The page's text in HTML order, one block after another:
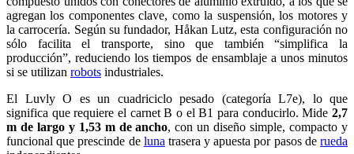
agregan los componentes clave, como la suspensión, los motores y
la carrocería. Según su fundador, Håkan Lutz, esta configuración no
sólo facilita el transporte, sino que también “simplifica la
producción”, reduciendo los tiempos de ensamblaje a unos minutos
si se utilizan robots industriales.
El Luvly O es un cuadriciclo pesado (categoría L7e), lo que
significa que requiere el carnet B o el B1 para conducirlo. Mide 2,7
m de largo y 1,53 m de ancho, con un diseño simple, compacto y
funcional que prescinde de luna trasera y apuesta por pasos derueda